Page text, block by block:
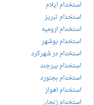
استخدام ایلام
استخدام تبریز
استخدام ارومیه
استخدام بوشهر
استخدام در شهرکرد
استخدام بیرجند
استخدام بجنورد
استخدام اهواز
استخدام زنجان